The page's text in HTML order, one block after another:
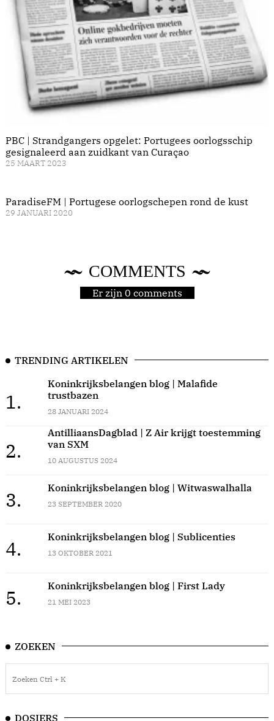
PBC | Strandgangers opgelet: Portugees oorlogsschip
gesignaleerd aan zuidkant van Curaçao
25 MAART 2023
ParadiseFM | Portugese oorlogschepen rond de kust
29 JANUARI 2020
COMMENTS
Er zijn 0 comments
TRENDING ARTIKELEN
1.
Koninkrijksbelangen blog | Malafide
trustbazen
28 JANUARI 2024
2.
AntilliaansDagblad | Z Air krijgt toestemming
van SXM
10 AUGUSTUS 2024
3.
Koninkrijksbelangen blog | Witwaswalhalla
23 SEPTEMBER 2020
4.
Koninkrijksbelangen blog | Sublicenties
13 OKTOBER 2021
5.
Koninkrijksbelangen blog | First Lady
21 MEI 2023
ZOEKEN
DOSIERS